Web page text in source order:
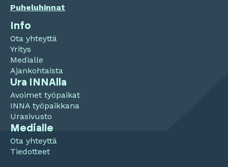
Puheluhinnat
Info
Ota yhteyttä
Yritys
Medialle
Ajankohtaista
Ura INNAlla
Avoimet työpaikat
INNA työpaikkana
Urasivusto
Medialle
Ota yhteyttä
Tiedotteet